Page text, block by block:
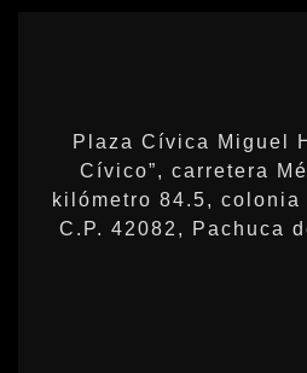
Plaza Cívica Miguel
Cívico”, carretera
kilómetro 84.5, colonia
C.P. 42082, Pachuca